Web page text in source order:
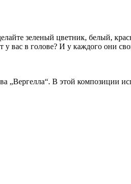
зеленый цветник, белый,
вас в голове? И у каждого они
„Вергелла“. В этой композиции